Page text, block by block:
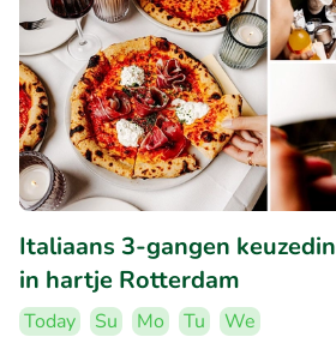
Italiaans 3-gangen
in hartje Rotterdam
Today Su Mo Tu
We